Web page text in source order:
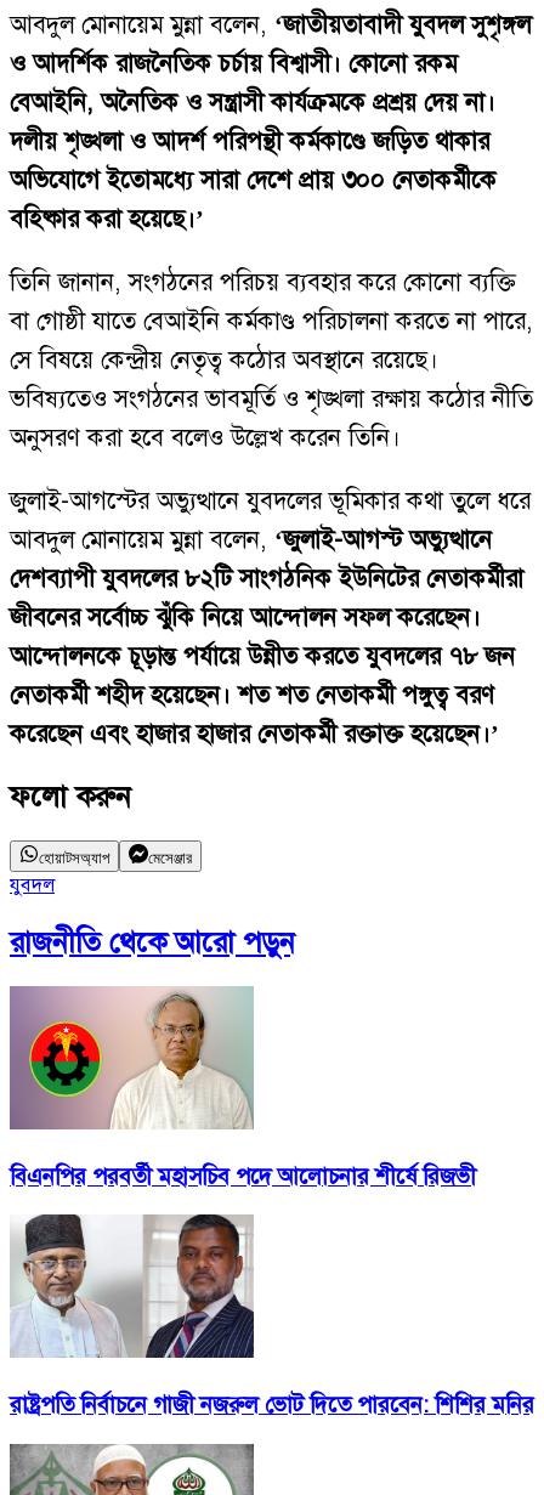
আবদুল মোনায়েম মুন্না বলেন, ‘জাতীয়তাবাদী যুবদল সুশৃঙ্গল
ও আদর্শিক রাজনৈতিক চর্চায় বিশ্বাসী। কোনো রকম
বেআইনি, অনৈতিক ও সন্ত্রাসী কার্যক্রমকে প্রশ্রয় দেয় না।
দলীয় শৃঙ্খলা ও আদর্শ পরিপন্থী কর্মকাণ্ডে জড়িত থাকার
অভিযোগে ইতোমধ্যে সারা দেশে প্রায় ৩০০ নেতাকর্মীকে
বহিষ্কার করা হয়েছে।’
তিনি জানান, সংগঠনের পরিচয় ব্যবহার করে কোনো ব্যক্তি
বা গোষ্ঠী যাতে বেআইনি কর্মকাণ্ড পরিচালনা করতে না পারে,
সে বিষয়ে কেন্দ্রীয় নেতৃত্ব কঠোর অবস্থানে রয়েছে।
ভবিষ্যতেও সংগঠনের ভাবমূর্তি ও শৃঙ্খলা রক্ষায় কঠোর নীতি
অনুসরণ করা হবে বলেও উল্লেখ করেন তিনি।
জুলাই-আগস্টের অভ্যুত্থানে যুবদলের ভূমিকার কথা তুলে ধরে
আবদুল মোনায়েম মুন্না বলেন, ‘জুলাই-আগস্ট অভ্যুত্থানে
দেশব্যাপী যুবদলের ৮২টি সাংগঠনিক ইউনিটের নেতাকর্মীরা
জীবনের সর্বোচ্চ ঝুঁকি নিয়ে আন্দোলন সফল করেছেন।
আন্দোলনকে চূড়ান্ত পর্যায়ে উন্নীত করতে যুবদলের ৭৮ জন
নেতাকর্মী শহীদ হয়েছেন। শত শত নেতাকর্মী পঙ্গুত্ব বরণ
করেছেন এবং হাজার হাজার নেতাকর্মী রক্তাক্ত হয়েছেন।’
ফলো করুন
হোয়াটসঅ্যাপ মেসেঞ্জার
যুবদল
রাজনীতিথেকে আরো পড়ুন
বিএনপির পরবর্তী মহাসচিব পদে আলোচনার শীর্ষে রিজভী
রাষ্ট্রপতি নির্বাচনে গাজী নজরুল ভোট দিতে পারবেন: শিশির মনির